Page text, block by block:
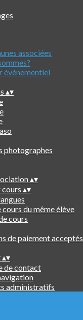
associées
évènementiel
▴▾
photographes
▴▾
cours ▴▾
cours du même élève
cours
de paiement acceptés
▴▾
de contact
administratifs